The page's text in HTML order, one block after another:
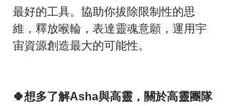
最好的工具。協助你拔除限制性的思
維，釋放喉輪，表達靈魂意願，運用宇
宙資源創造最大的可能性。
🍀想多了解Asha與高靈，關於高靈團隊